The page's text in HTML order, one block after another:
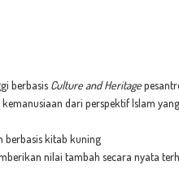
berbasis Culture andHeritage
dari perspektif Islam
berbasis kitab kuning
nilai tambah secara nyata